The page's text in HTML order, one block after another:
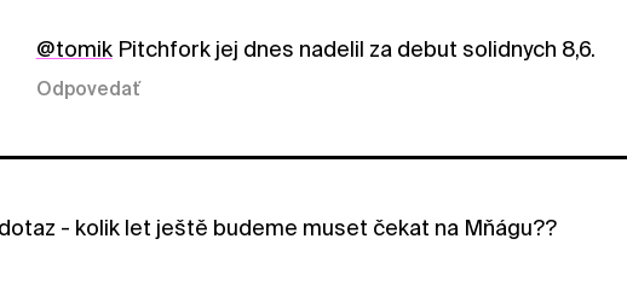
@tomikPitchfork jej dnes nadelil za debut solidnych 8,6.
Odpovedať
- kolik let ještě budeme muset čekat na Mňágu??